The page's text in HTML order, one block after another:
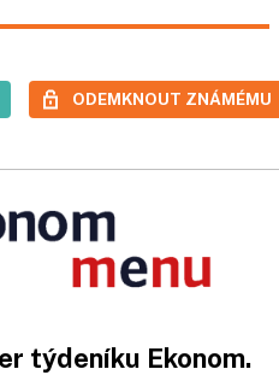
ODEMKNOUT ZNÁMÉMU
týdeníku Ekonom.